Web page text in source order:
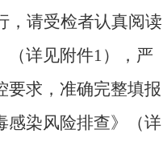
，请受检者认真阅读
（详见附件1），严
要求，准确完整填报
感染风险排查》（详